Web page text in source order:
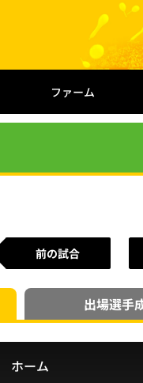
ファーム
前の試合
出場選手
ホーム